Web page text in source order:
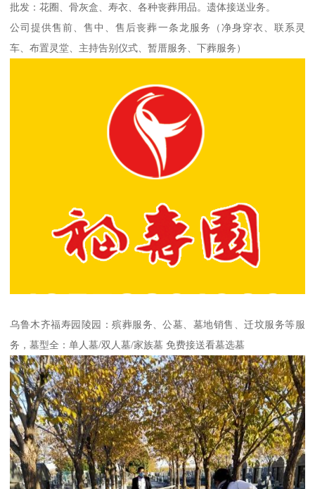
批发：花圈、骨灰盒、寿衣、各种丧葬用品。遗体接送业务。
公司提供售前、售中、售后丧葬一条龙服务（净身穿衣、联系灵
车、布置灵堂、主持告别仪式、暂厝服务、下葬服务）
乌鲁木齐福寿园陵园：殡葬服务、公墓、墓地销售、迁坟服务等服
务，墓型全：单人墓/双人墓/家族墓 免费接送看墓选墓